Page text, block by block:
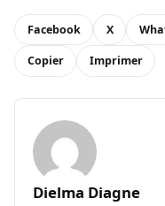
Facebook X
Copier Imprimer
Dielma Diagne